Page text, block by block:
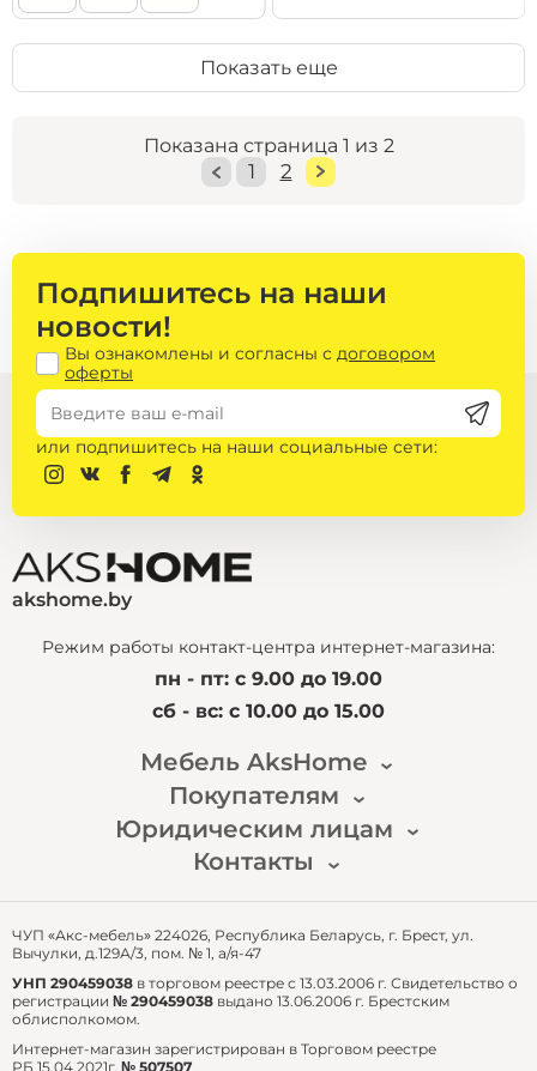
Показать еще
Показана страница 1 из 2
1 2
Подпишитесь на наши
новости!
Вы ознакомлены и согласны с договором
оферты
или подпишитесь на наши социальные сети:
akshome.by
Режим работы контакт-центра интернет-магазина:
пн - пт: с 9.00 до 19.00
сб - вс: с 10.00 до 15.00
Мебель AksHome
Наша история
Новости
Публичный договор
Покупателям
Доставка и оплата
Гарантия и возврат
Юридическим лицам
Для перепродажи
Контакты
тел.: +375 29 361 91 87
ЧУП «Акс-мебель» 224026, Республика Беларусь, г. Брест, ул.
Вычулки, д.129А/3, пом. № 1, а/я-47
УНП 290459038 в торговом реестре с 13.03.2006 г. Свидетельство о
регистрации № 290459038 выдано 13.06.2006 г. Брестским
облисполкомом.
Интернет-магазин зарегистрирован в Торговом реестре
РБ 15.04.2021г, № 507507